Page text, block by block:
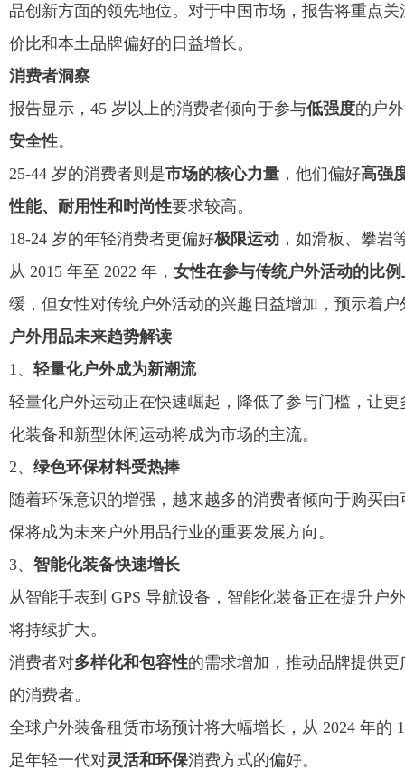
品创新方面的领先地位。对于中国市场，报告将重点
价比和本土品牌偏好的日益增长。
消费者洞察
报告显示，45 岁以上的消费者倾向于参与低强度的户
安全性。
25-44 岁的消费者则是市场的核心力量 ，他们偏好高强
性能、耐用性和时尚性要求较高。
18-24 岁的年轻消费者更偏好极限运动 ，如滑板、攀岩
从 2015 年至 2022 年， 女性在参与传统户外活动的比
缓，但女性对传统户外活动的兴趣日益增加，预示着
户外用品未来趋势解读
1、 轻量化户外成为新潮流
轻量化户外运动正在快速崛起，降低了参与门槛，让
化装备和新型休闲运动将成为市场的主流。
2、 绿色环保材料受热捧
随着环保意识的增强，越来越多的消费者倾向于购买
保将成为未来户外用品行业的重要发展方向。
3、 智能化装备快速增长
从智能手表到 GPS 导航设备，智能化装备正在提升户
将持续扩大。
消费者对多样化和包容性的需求增加，推动品牌提供
的消费者。
全球户外装备租赁市场预计将大幅增长，从 2024 年的
足年轻一代对灵活和环保消费方式的偏好。